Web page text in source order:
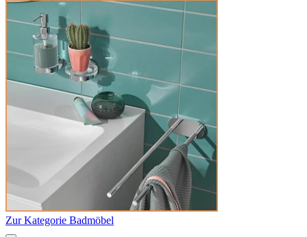
Zur Kategorie Badmöbel